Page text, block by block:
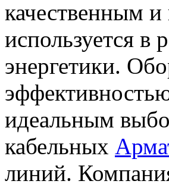
качественным
используется
энергетики.
идеальным
кабельных
линий.